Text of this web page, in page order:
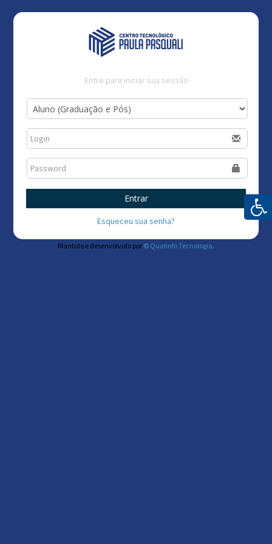
Entre para iniciar sua sessão
Entrar
Esqueceu sua senha?
Mantido e desenvolvido por © Qualinfo Tecnologia.